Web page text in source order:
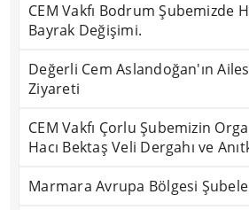
CEM Vakfı Bodrum Şubemizde
Bayrak Değişimi.
Değerli Cem Aslandoğan'ın
Ziyareti
CEM Vakfı Çorlu Şubemizin
Hacı Bektaş Veli Dergahı ve
Marmara Avrupa Bölgesi